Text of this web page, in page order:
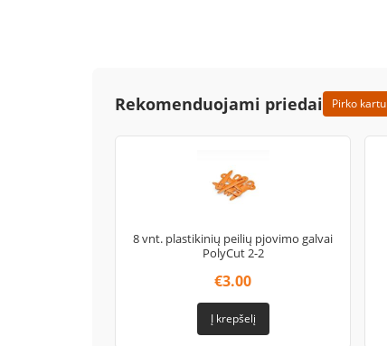
Rekomenduojami priedai Pirko kartu
8 vnt. plastikinių peilių pjovimo galvai
PolyCut 2-2
€3.00
Į krepšelį